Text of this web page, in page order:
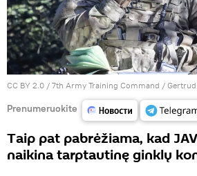
CC BY 2.0 / 7th Army Training Command / Gertrud
Prenumeruokite
Taip pat pabrėžiama, kad
naikina tarptautinę ginklų